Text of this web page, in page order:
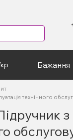
Бажання
технічного
з